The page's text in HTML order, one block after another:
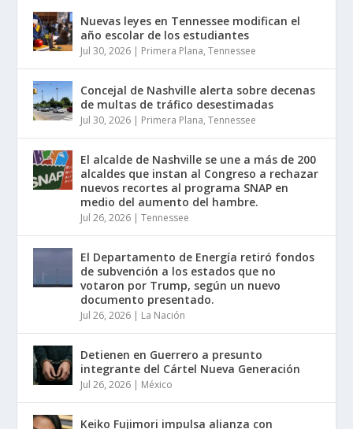
Nuevas leyes en Tennessee modifican el
año escolar de los estudiantes
Jul 30, 2026 | Primera Plana,Tennessee
Concejal de Nashville alerta sobre decenas
de multas de tráfico desestimadas
Jul 30, 2026 | Primera Plana,Tennessee
El alcalde de Nashville se une a más de 200
alcaldes que instan al Congreso a rechazar
nuevos recortes al programa SNAP en
medio del aumento del hambre.
Jul 26, 2026 |Tennessee
El Departamento de Energía retiró fondos
de subvención a los estados que no
votaron por Trump, según un nuevo
documento presentado.
Jul 26, 2026 | La Nación
Detienen en Guerrero a presunto
integrante del Cártel Nueva Generación
Jul 26, 2026 | México
Keiko Fujimori impulsa alianza con